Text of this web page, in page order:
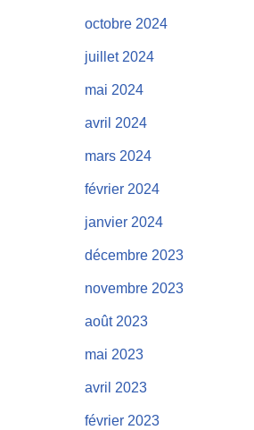
octobre 2024
juillet 2024
mai 2024
avril 2024
mars 2024
février 2024
janvier 2024
décembre 2023
novembre 2023
août 2023
mai 2023
avril 2023
février 2023